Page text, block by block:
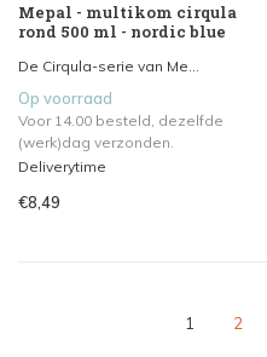
Mepal - multikom cirqula
rond 500 ml - nordic blue
De Cirqula-serie van Me...
Op voorraad
Voor 14.00 besteld, dezelfde
(werk)dag verzonden.
Deliverytime
€8,49
1 2